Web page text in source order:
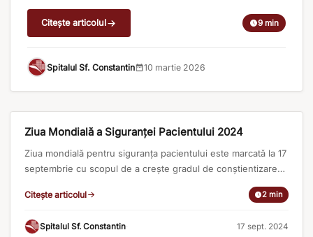
trebuie să fie făcută cu responsabilitate, profesionalism
și respect profund pentru pacient. În 2011, la Brașov, lua
naștere un proiect medical construit în jurul acestor
valori. [...]
Citește articolul 9 min
Spitalul Sf. Constantin 10 martie 2026
Ziua Mondială a Siguranței Pacientului 2024
Ziua mondială pentru siguranţa pacientului este marcată la 17
septembrie cu scopul de a creşte gradul de conştientizare
globală cu privire la necesitatea implicării active a pacienţilor
şi a familiilor acestora la toate nivelurile de îngrijire a sănătăţii
stabilită de către OMS pentru marcarea acestei zile este [...]
Citește articolul 2 min
Spitalul Sf. Constantin· 17 sept. 2024